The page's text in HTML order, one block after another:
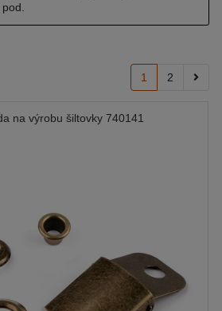
1 2
na výrobu šiltovky 740141